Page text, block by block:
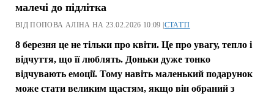
малечі до підлітка
ВІД ПОПОВА АЛІНА НА 23.02.2026 10:09 |СТАТТІ
8 березня це не тільки про квіти. Це про увагу, тепло і
відчуття, що її люблять. Доньки дуже тонко
відчувають емоції. Тому навіть маленький подарунок
може стати великим щастям, якщо він обраний з